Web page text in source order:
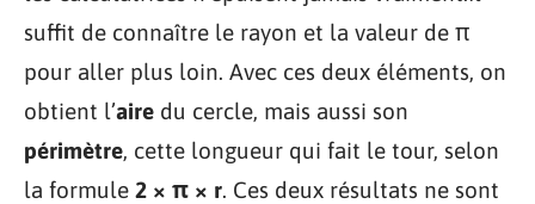
suffit de connaître le rayon et la valeur de π
pour aller plus loin. Avec ces deux éléments, on
obtient l’aire du cercle, mais aussi son
périmètre, cette longueur qui fait le tour, selon
la formule 2 × π × r. Ces deux résultats ne sont